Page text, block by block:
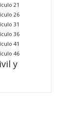
21
26
31
36
41
46
y